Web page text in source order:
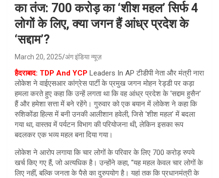
का तंज: 700 करोड़ का ‘शीश महल’ सिर्फ 4
लोगों के लिए, क्या जगन हैं आंध्र प्रदेश के
‘सद्दाम’?
March 20, 2025 अंग इंडिया न्यूज़
हैदराबाद: TDP And YCP Leaders In AP टीडीपी नेता और मंत्री नारा
लोकेश ने वाईएसआर कांग्रेस पार्टी के प्रमुख जगन मोहन रेड्डी पर कड़ा
हमला करते हुए कहा कि उन्हें लगता था कि वह आंध्र प्रदेश के ‘सद्दाम हुसैन’
हैं और हमेशा सत्ता में बने रहेंगे। गुरुवार को एक बयान में लोकेश ने कहा कि
रुशिकोंडा हिल्स में बनी उनकी आलीशान हवेली, जिसे ‘शीश महल’ में बदला
गया था, वास्तव में पर्यटन विभाग की परियोजना थी, लेकिन इसका रूप
बदलकर एक भव्य महल बना दिया गया।
लोकेश ने आरोप लगाया कि चार लोगों के परिवार के लिए 700 करोड़ रुपये
खर्च किए गए हैं, जो अत्यधिक है। उन्होंने कहा, “यह महल केवल चार लोगों के
लिए नहीं, बल्कि जनता के पैसे का दुरुपयोग है। यहां तक ​​कि प्रधानमंत्री के